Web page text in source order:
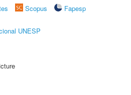
Scopus
Fapesp
UNESP